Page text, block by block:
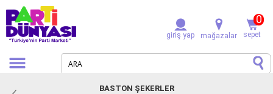
giriş yap mağazalar sepet
0
BASTON ŞEKERLER